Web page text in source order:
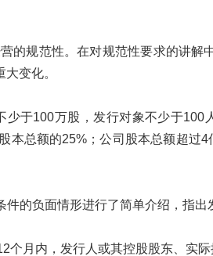
规范性。在对规范性要求的讲解
变化。
于100万股，发行对象不少于100
总额的25%；公司股本总额超过
的负面情形进行了简单介绍，指出
月内，发行人或其控股股东、实